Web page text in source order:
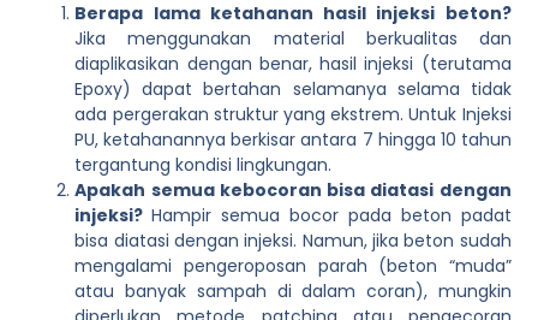
Berapa lama ketahanan hasil injeksi beton?
Jika menggunakan material berkualitas dan
diaplikasikan dengan benar, hasil injeksi (terutama
Epoxy) dapat bertahan selamanya selama tidak
ada pergerakan struktur yang ekstrem. Untuk Injeksi
PU, ketahanannya berkisar antara 7 hingga 10 tahun
tergantung kondisi lingkungan.
Apakah semua kebocoran bisa diatasi dengan
injeksi?Hampir semua bocor pada beton padat
bisa diatasi dengan injeksi. Namun, jika beton sudah
mengalami pengeroposan parah (beton “muda”
atau banyak sampah di dalam coran), mungkin